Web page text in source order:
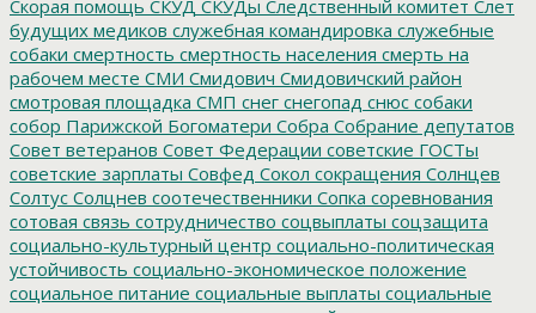
Скорая помощь СКУД СКУДы Следственный комитет Слет
будущих медиков служебная командировка служебные
собаки смертность смертность населения смерть на
рабочем месте СМИ Смидович Смидовичский район
смотровая площадка СМП снег снегопад снюс собаки
собор Парижской Богоматери Собра Собрание депутатов
Совет ветеранов Совет Федерации советские ГОСТы
советские зарплаты Совфед Сокол сокращения Солнцев
Солтус Солцнев соотечественники Сопка соревнования
сотовая связь сотрудничество соцвыплаты соцзащита
социально-культурный центр социально-политическая
устойчивость социально-экономическое положение
социальное питание социальные выплаты социальные